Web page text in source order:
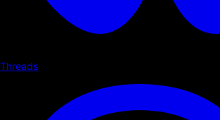
Threads